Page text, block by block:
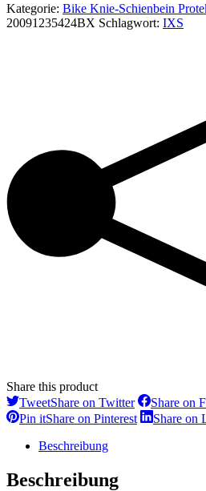
Kategorie: Bike Knie-Schienbein
20091235424BX Schlagwort: IXS
Share this product
TweetShare on Twitter Share on
Pin itShare on Pinterest Share on
Beschreibung
Beschreibung